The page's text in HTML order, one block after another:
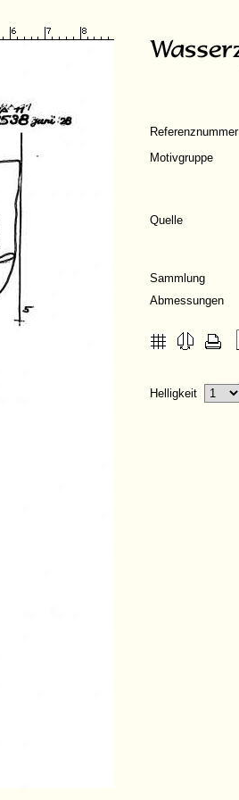
Referenznummer
Motivgruppe
Quelle
Sammlung
Abmessungen
Helligkeit